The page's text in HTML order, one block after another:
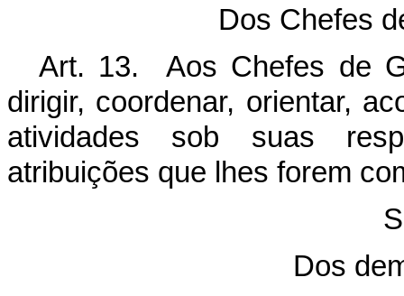
Dos Chefes
Art. 13. Aos Chefes de
dirigir, coordenar, orientar,
atividades sob suas
atribuições que lhes forem
Dos